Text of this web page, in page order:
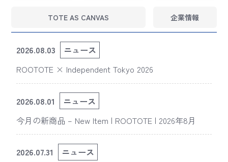
TOTE AS CANVAS 企業情報
2026.08.03
ニュース
ROOTOTE × Independent Tokyo 2026
2026.08.01
ニュース
今月の新商品 – New Item | ROOTOTE | 2026年8月
2026.07.31
ニュース